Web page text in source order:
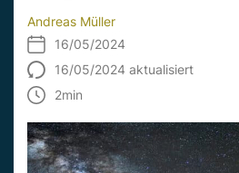
Andreas Müller
16/05/2024
16/05/2024 aktualisiert
2min